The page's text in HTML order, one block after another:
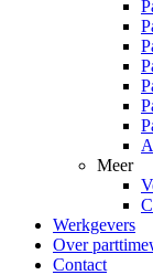
Meer
Werkgevers
Over
Contact